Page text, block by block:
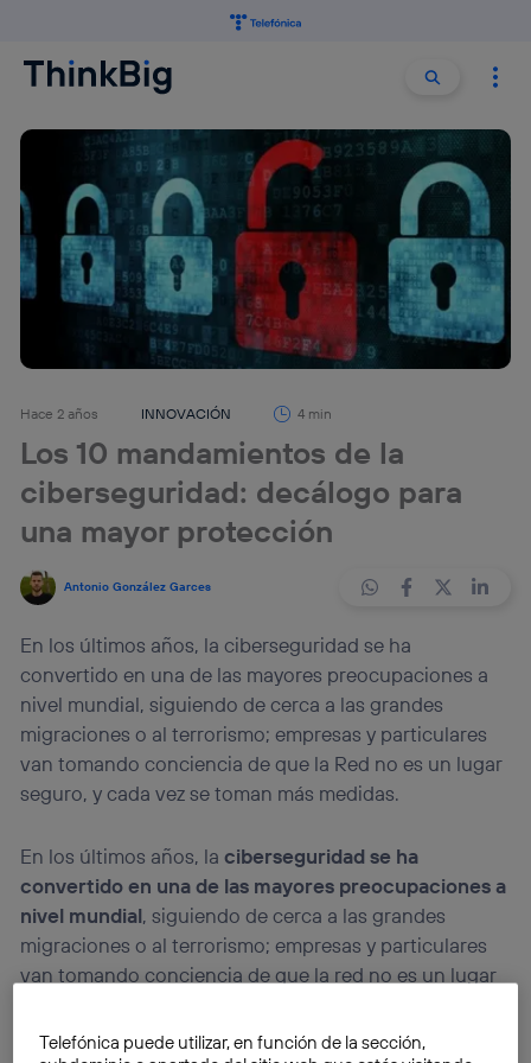
Buscar
Hace 2 años INNOVACIÓN 4 min
Los 10 mandamientos de la
ciberseguridad: decálogo para
una mayor protección
Antonio González Garces
En los últimos años, la ciberseguridad se ha
convertido en una de las mayores preocupaciones a
nivel mundial, siguiendo de cerca a las grandes
migraciones o al terrorismo; empresas y particulares
van tomando conciencia de que la Red no es un lugar
seguro, y cada vez se toman más medidas.
En los últimos años, laciberseguridad se ha
convertido en una de las mayores preocupaciones a
nivel mundial, siguiendo de cerca a las grandes
migraciones o al terrorismo; empresas y particulares
van tomando conciencia de que la red no es un lugar
Telefónica puede utilizar, en función de la sección,